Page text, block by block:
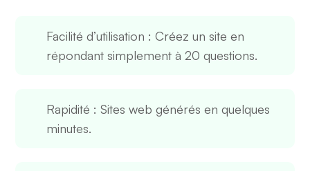
Facilité d’utilisation : Créez un site en
répondant simplement à 20 questions.
Rapidité : Sites web générés en quelques
minutes.